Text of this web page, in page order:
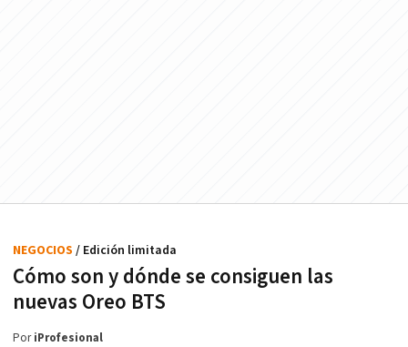
Cómo son y dónde se consiguen las
nuevas Oreo BTS
NEGOCIOS / Edición limitada
PoriProfesional